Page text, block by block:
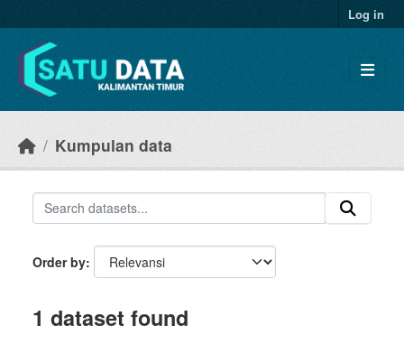
Log in
Kumpulan data
Order by
1 dataset found